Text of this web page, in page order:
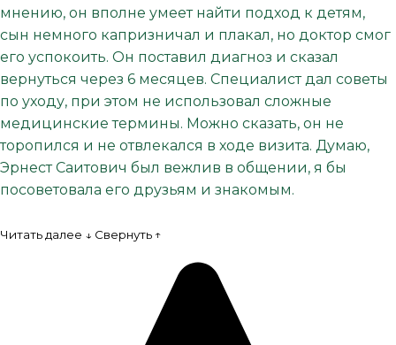
мнению, он вполне умеет найти подход к детям,
сын немного капризничал и плакал, но доктор смог
его успокоить. Он поставил диагноз и сказал
вернуться через 6 месяцев. Специалист дал советы
по уходу, при этом не использовал сложные
медицинские термины. Можно сказать, он не
торопился и не отвлекался в ходе визита. Думаю,
Эрнест Саитович был вежлив в общении, я бы
посоветовала его друзьям и знакомым.
Читать далее ↓ Свернуть ↑